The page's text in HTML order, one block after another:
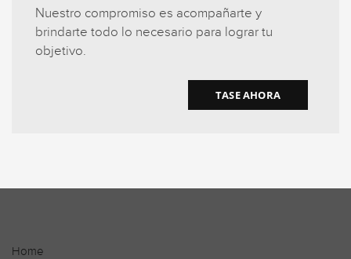
Nuestro compromiso es acompañarte y
brindarte todo lo necesario para lograr tu
objetivo.
TASE AHORA
Home